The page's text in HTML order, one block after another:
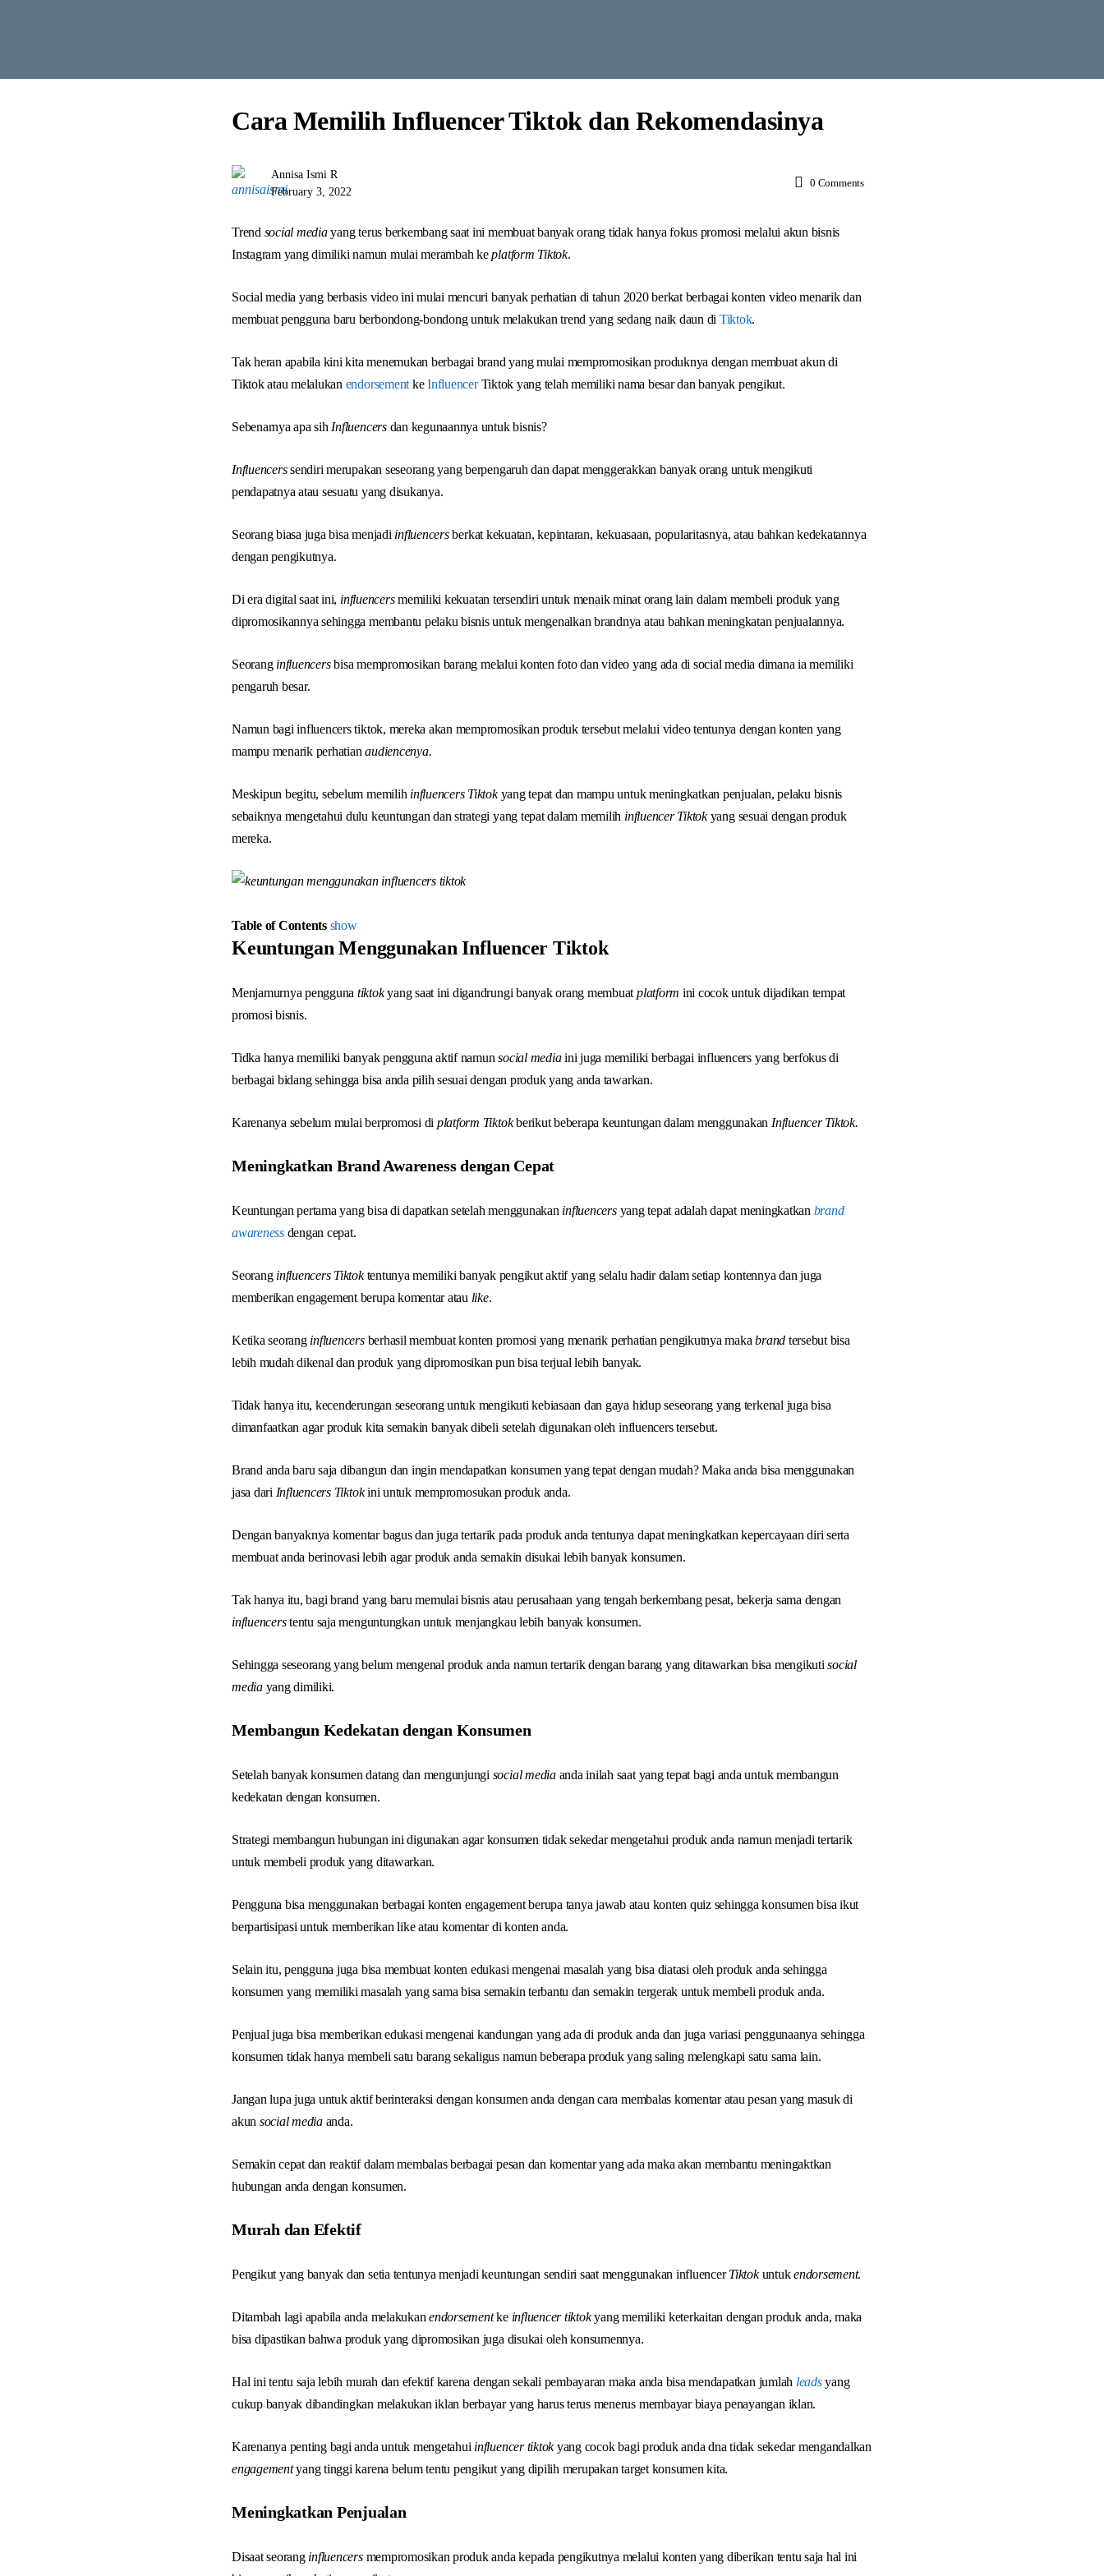
Cara Memilih Influencer Tiktok dan Rekomendasinya
Annisa Ismi R
February 3, 2022
0 Comments
Trend social mediayang terus berkembang saat ini membuat banyak orang tidak hanya fokus promosi melalui akun bisnis
Instagram yang dimiliki namun mulai merambah keplatform Tiktok.
Social media yang berbasis video ini mulai mencuri banyak perhatian di tahun 2020 berkat berbagai konten video menarik dan
membuat pengguna baru berbondong-bondong untuk melakukan trend yang sedang naik daun di Tiktok.
Tak heran apabila kini kita menemukan berbagai brand yang mulai mempromosikan produknya dengan membuat akun di
Tiktok atau melalukan endorsement keInfluencerTiktok yang telah memiliki nama besar dan banyak pengikut.
Sebenarnya apa sih Influencersdan kegunaannya untuk bisnis?
Influencerssendiri merupakan seseorang yang berpengaruh dan dapat menggerakkan banyak orang untuk mengikuti
pendapatnya atau sesuatu yang disukanya.
Seorang biasa juga bisa menjadi influencersberkat kekuatan, kepintaran, kekuasaan, popularitasnya, atau bahkan kedekatannya
dengan pengikutnya.
Di era digital saat ini, influencersmemiliki kekuatan tersendiri untuk menaik minat orang lain dalam membeli produk yang
dipromosikannya sehingga membantu pelaku bisnis untuk mengenalkan brandnya atau bahkan meningkatan penjualannya.
Seorang influencersbisa mempromosikan barang melalui konten foto dan video yang ada di social media dimana ia memiliki
pengaruh besar.
Namun bagi influencers tiktok, mereka akan mempromosikan produk tersebut melalui video tentunya dengan konten yang
mampu menarik perhatian audiencenya.
Meskipun begitu, sebelum memilih influencers Tiktokyang tepat dan mampu untuk meningkatkan penjualan, pelaku bisnis
sebaiknya mengetahui dulu keuntungan dan strategi yang tepat dalam memilih influencer Tiktokyang sesuai dengan produk
mereka.
Table of Contents show
Keuntungan Menggunakan Influencer Tiktok
Menjamurnya pengguna tiktokyang saat ini digandrungi banyak orang membuatplatform ini cocok untuk dijadikan tempat
promosi bisnis.
Tidka hanya memiliki banyak pengguna aktif namunsocial mediaini juga memiliki berbagai influencers yang berfokus di
berbagai bidang sehingga bisa anda pilih sesuai dengan produk yang anda tawarkan.
Karenanya sebelum mulai berpromosi di platform Tiktokberikut beberapa keuntungan dalam menggunakan Influencer Tiktok.
Meningkatkan Brand Awareness dengan Cepat
Keuntungan pertama yang bisa di dapatkan setelah menggunakan influencersyang tepat adalah dapat meningkatkan brand
awarenessdengan cepat.
Seorang influencers Tiktoktentunya memiliki banyak pengikut aktif yang selalu hadir dalam setiap kontennya dan juga
memberikan engagement berupa komentar atau like.
Ketika seorang influencersberhasil membuat konten promosi yang menarik perhatian pengikutnya makabrand tersebut bisa
lebih mudah dikenal dan produk yang dipromosikan pun bisa terjual lebih banyak.
Tidak hanya itu, kecenderungan seseorang untuk mengikuti kebiasaan dan gaya hidup seseorang yang terkenal juga bisa
dimanfaatkan agar produk kita semakin banyak dibeli setelah digunakan oleh influencers tersebut.
Brand anda baru saja dibangun dan ingin mendapatkan konsumen yang tepat dengan mudah? Maka anda bisa menggunakan
jasa dari Influencers Tiktokini untuk mempromosukan produk anda.
Dengan banyaknya komentar bagus dan juga tertarik pada produk anda tentunya dapat meningkatkan kepercayaan diri serta
membuat anda berinovasi lebih agar produk anda semakin disukai lebih banyak konsumen.
Tak hanya itu, bagi brand yang baru memulai bisnis atau perusahaan yang tengah berkembang pesat, bekerja sama dengan
influencerstentu saja menguntungkan untuk menjangkau lebih banyak konsumen.
Sehingga seseorang yang belum mengenal produk anda namun tertarik dengan barang yang ditawarkan bisa mengikutisocial
mediayang dimiliki.
Membangun Kedekatan dengan Konsumen
Setelah banyak konsumen datang dan mengunjungi social mediaanda inilah saat yang tepat bagi anda untuk membangun
kedekatan dengan konsumen.
Strategi membangun hubungan ini digunakan agar konsumen tidak sekedar mengetahui produk anda namun menjadi tertarik
untuk membeli produk yang ditawarkan.
Pengguna bisa menggunakan berbagai konten engagement berupa tanya jawab atau konten quiz sehingga konsumen bisa ikut
berpartisipasi untuk memberikan like atau komentar di konten anda.
Selain itu, pengguna juga bisa membuat konten edukasi mengenai masalah yang bisa diatasi oleh produk anda sehingga
konsumen yang memiliki masalah yang sama bisa semakin terbantu dan semakin tergerak untuk membeli produk anda.
Penjual juga bisa memberikan edukasi mengenai kandungan yang ada di produk anda dan juga variasi penggunaanya sehingga
konsumen tidak hanya membeli satu barang sekaligus namun beberapa produk yang saling melengkapi satu sama lain.
Jangan lupa juga untuk aktif berinteraksi dengan konsumen anda dengan cara membalas komentar atau pesan yang masuk di
akun social mediaanda.
Semakin cepat dan reaktif dalam membalas berbagai pesan dan komentar yang ada maka akan membantu meningaktkan
hubungan anda dengan konsumen.
Murah dan Efektif
Pengikut yang banyak dan setia tentunya menjadi keuntungan sendiri saat menggunakan influencerTiktokuntukendorsement.
Ditambah lagi apabila anda melakukanendorsementkeinfluencer tiktokyang memiliki keterkaitan dengan produk anda, maka
bisa dipastikan bahwa produk yang dipromosikan juga disukai oleh konsumennya.
Hal ini tentu saja lebih murah dan efektif karena dengan sekali pembayaran maka anda bisa mendapatkan jumlah leadsyang
cukup banyak dibandingkan melakukan iklan berbayar yang harus terus menerus membayar biaya penayangan iklan.
Karenanya penting bagi anda untuk mengetahui influencer tiktokyang cocok bagi produk anda dna tidak sekedar mengandalkan
engagementyang tinggi karena belum tentu pengikut yang dipilih merupakan target konsumen kita.
Meningkatkan Penjualan
Disaat seorang influencers mempromosikan produk anda kepada pengikutnya melalui konten yang diberikan tentu saja hal ini